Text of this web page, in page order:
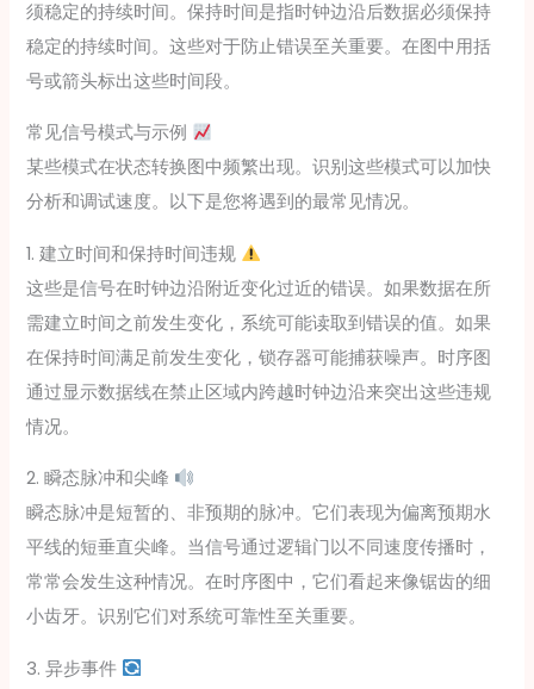
须稳定的持续时间。保持时间是指时钟边沿后数据必须保持
稳定的持续时间。这些对于防止错误至关重要。在图中用括
号或箭头标出这些时间段。
常见信号模式与示例
某些模式在状态转换图中频繁出现。识别这些模式可以加快
分析和调试速度。以下是您将遇到的最常见情况。
1. 建立时间和保持时间违规
这些是信号在时钟边沿附近变化过近的错误。如果数据在所
需建立时间之前发生变化，系统可能读取到错误的值。如果
在保持时间满足前发生变化，锁存器可能捕获噪声。时序图
通过显示数据线在禁止区域内跨越时钟边沿来突出这些违规
情况。
2. 瞬态脉冲和尖峰
瞬态脉冲是短暂的、非预期的脉冲。它们表现为偏离预期水
平线的短垂直尖峰。当信号通过逻辑门以不同速度传播时，
常常会发生这种情况。在时序图中，它们看起来像锯齿的细
小齿牙。识别它们对系统可靠性至关重要。
3. 异步事件